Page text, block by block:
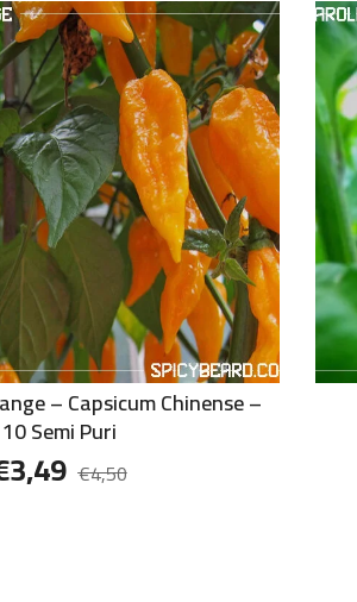
– Capsicum Chinense –
10 Semi Puri
€4,50
3,49